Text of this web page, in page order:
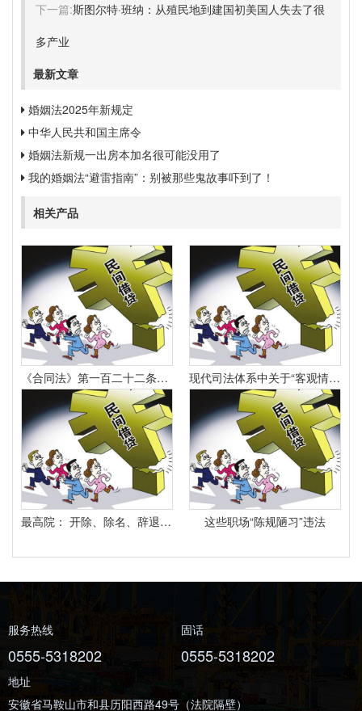
下一篇:斯图尔特·班纳：从殖民地到建国初美国人失去了很
多产业
最新文章
婚姻法2025年新规定
中华人民共和国主席令
婚姻法新规一出房本加名很可能没用了
我的婚姻法“避雷指南”：别被那些鬼故事吓到了！
相关产品
《合同法》第一百二十二条规定：“因当事人一方的违约行为侵害对方人身、财产权益的受损害方有权选择依照本法要求其承担违约责任或者依照其他法律要求其承担侵权责任。 现代司法体系中关于“客观情况出现重大变化”的法律规定有哪些
最高院： 开除、除名、辞退与解除劳动合同之间有什么区别？ 这些职场“陈规陋习”违法
服务热线
0555-5318202
固话
0555-5318202
地址
安徽省马鞍山市和县历阳西路49号（法院隔壁）